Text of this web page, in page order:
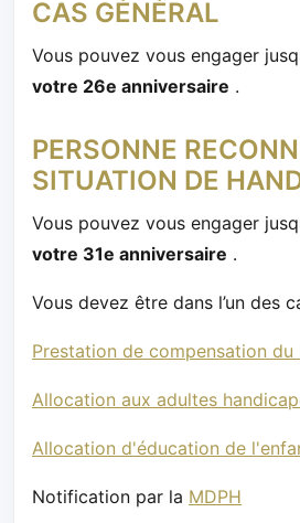
CAS GÉNÉRAL
Vous pouvez vous engager
votre 26e anniversaire .
PERSONNE
SITUATION DE
Vous pouvez vous engager
votre 31e anniversaire .
Vous devez être dans l’un des
Prestation de compensation du
Allocation aux adultes
Allocation d'éducation de
Notification par la MDPH